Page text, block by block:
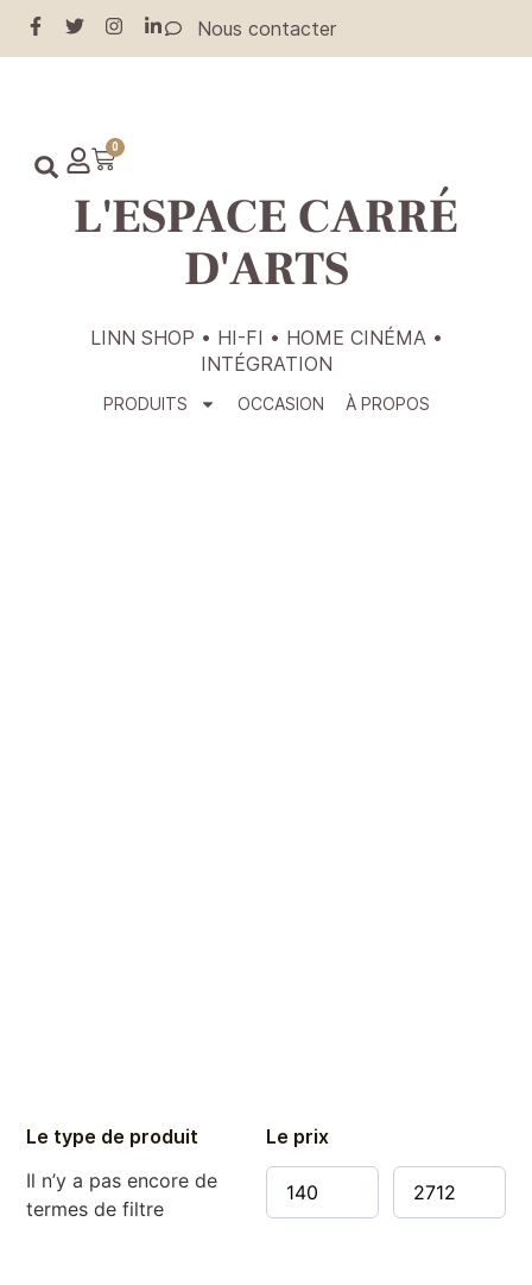
Nous contacter
L'ESPACE CARRÉ
D'ARTS
0
LINN SHOP • HI-FI • HOME CINÉMA •
INTÉGRATION
PRODUITS OCCASION À PROPOS
Le type de produit
Il n’y a pas encore de
termes de filtre
Le prix